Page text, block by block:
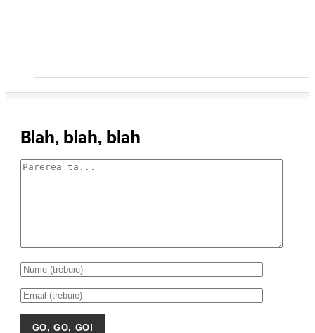
Blah, blah, blah